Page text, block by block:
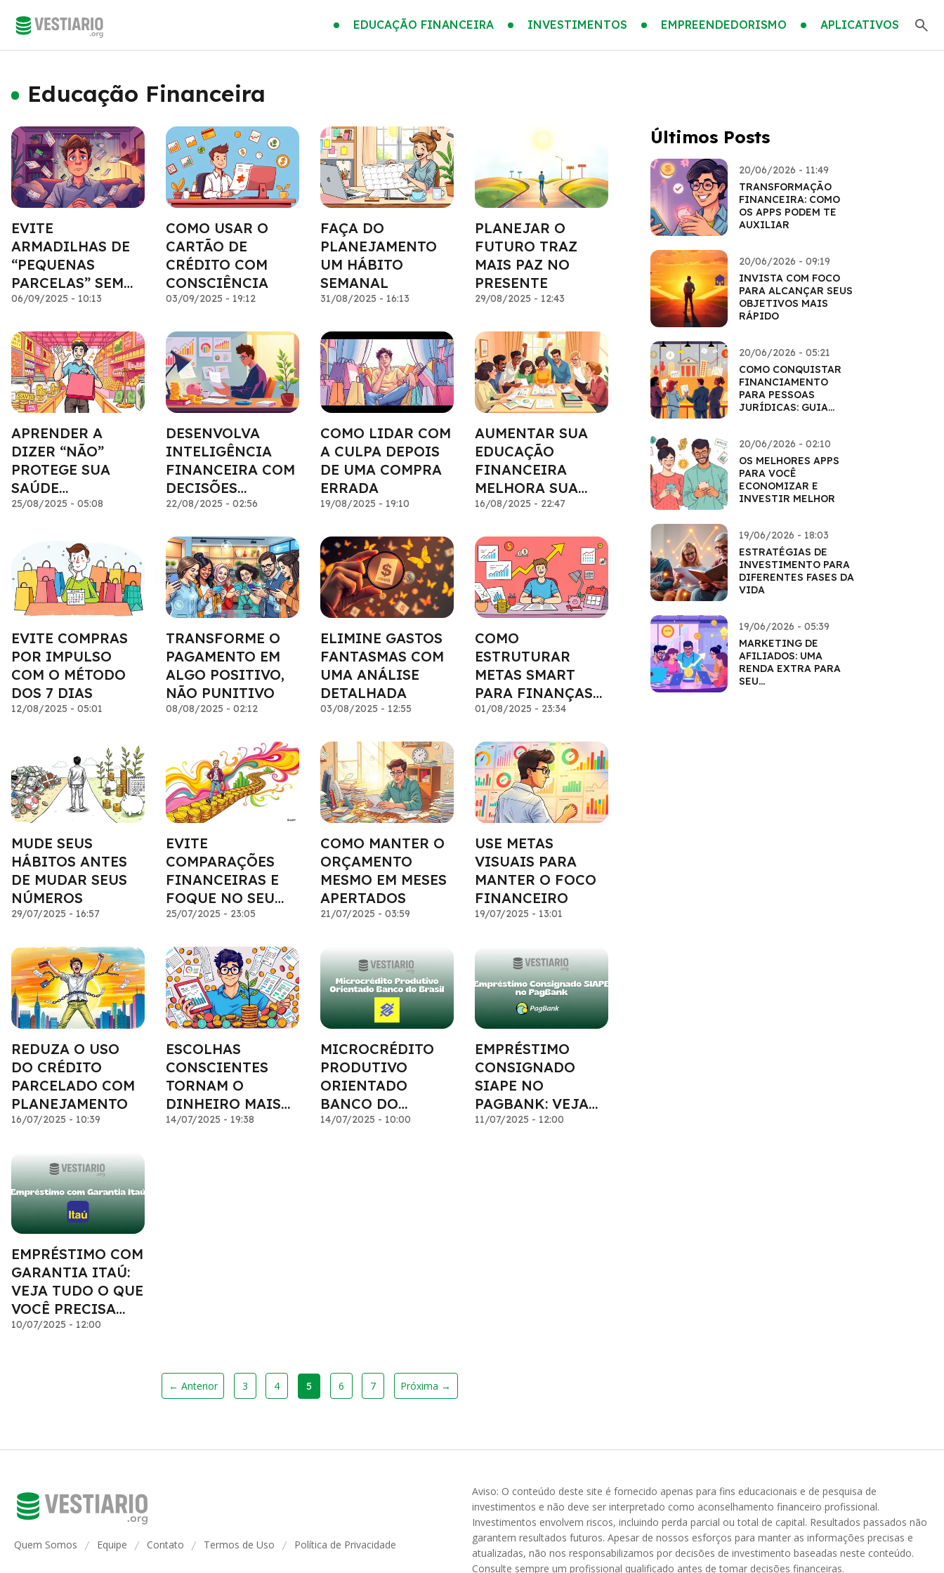
EDUCAÇÃO FINANCEIRA INVESTIMENTOS EMPREENDEDORISMO APLICATIVOS
Educação Financeira
EVITE
ARMADILHAS DE
“PEQUENAS
PARCELAS” SEM
PERCEBER
06/09/2025 - 10:13
COMO USAR O
CARTÃO DE
CRÉDITO COM
CONSCIÊNCIA
03/09/2025 - 19:12
FAÇA DO
PLANEJAMENTO
UM HÁBITO
SEMANAL
31/08/2025 - 16:13
PLANEJAR O
FUTURO TRAZ
MAIS PAZ NO
PRESENTE
29/08/2025 - 12:43
APRENDER A
DIZER “NÃO”
PROTEGE SUA
SAÚDE
FINANCEIRA
25/08/2025 - 05:08
DESENVOLVA
INTELIGÊNCIA
FINANCEIRA COM
DECISÕES
SIMPLES
22/08/2025 - 02:56
COMO LIDAR COM
A CULPA DEPOIS
DE UMA COMPRA
ERRADA
19/08/2025 - 19:10
AUMENTAR SUA
EDUCAÇÃO
FINANCEIRA
MELHORA SUA
AUTOESTIMA
16/08/2025 - 22:47
EVITE COMPRAS
POR IMPULSO
COM O MÉTODO
DOS 7 DIAS
12/08/2025 - 05:01
TRANSFORME O
PAGAMENTO EM
ALGO POSITIVO,
NÃO PUNITIVO
08/08/2025 - 02:12
ELIMINE GASTOS
FANTASMAS COM
UMA ANÁLISE
DETALHADA
03/08/2025 - 12:55
COMO
ESTRUTURAR
METAS SMART
PARA FINANÇAS
PESSOAIS
01/08/2025 - 23:34
MUDE SEUS
HÁBITOS ANTES
DE MUDAR SEUS
NÚMEROS
29/07/2025 - 16:57
EVITE
COMPARAÇÕES
FINANCEIRAS E
FOQUE NO SEU
PROGRESSO
25/07/2025 - 23:05
COMO MANTER O
ORÇAMENTO
MESMO EM MESES
APERTADOS
21/07/2025 - 03:59
USE METAS
VISUAIS PARA
MANTER O FOCO
FINANCEIRO
19/07/2025 - 13:01
REDUZA O USO
DO CRÉDITO
PARCELADO COM
PLANEJAMENTO
16/07/2025 - 10:39
ESCOLHAS
CONSCIENTES
TORNAM O
DINHEIRO MAIS
EFICIENTE
14/07/2025 - 19:38
MICROCRÉDITO
PRODUTIVO
ORIENTADO
BANCO DO
BRASIL: VEJA
14/07/2025 - 10:00
EMPRÉSTIMO
CONSIGNADO
SIAPE NO
PAGBANK: VEJA
TUDO O QUE
11/07/2025 - 12:00
EMPRÉSTIMO COM
GARANTIA ITAÚ:
VEJA TUDO O QUE
VOCÊ PRECISA
SABER
10/07/2025 - 12:00
← Anterior 3 4 5 6 7 Próxima →
Últimos Posts
20/06/2026 - 11:49
TRANSFORMAÇÃO
FINANCEIRA: COMO
OS APPS PODEM TE
AUXILIAR
20/06/2026 - 09:19
INVISTA COM FOCO
PARA ALCANÇAR SEUS
OBJETIVOS MAIS
RÁPIDO
20/06/2026 - 05:21
COMO CONQUISTAR
FINANCIAMENTO
PARA PESSOAS
JURÍDICAS: GUIA
20/06/2026 - 02:10
OS MELHORES APPS
PARA VOCÊ
ECONOMIZAR E
INVESTIR MELHOR
19/06/2026 - 18:03
ESTRATÉGIAS DE
INVESTIMENTO PARA
DIFERENTES FASES DA
VIDA
19/06/2026 - 05:39
MARKETING DE
AFILIADOS: UMA
RENDA EXTRA PARA
SEU
Quem Somos / Equipe / Contato / Termos de Uso / Política de Privacidade
Aviso: O conteúdo deste site é fornecido apenas para fins educacionais e de pesquisa de
investimentos e não deve ser interpretado como aconselhamento financeiro profissional.
Investimentos envolvem riscos, incluindo perda parcial ou total de capital. Resultados passados não
garantem resultados futuros. Apesar de nossos esforços para manter as informações precisas e
atualizadas, não nos responsabilizamos por decisões de investimento baseadas neste conteúdo.
Consulte sempre um profissional qualificado antes de tomar decisões financeiras.